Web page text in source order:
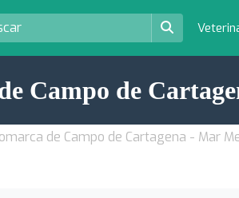
Campo de
de Campo de Cartagena - Mar